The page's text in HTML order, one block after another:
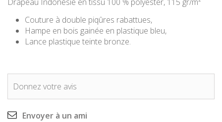
Couture à double piqûres rabattues,
Hampe en bois gainée en plastique bleu,
Lance plastique teinte bronze.
Donnez votre avis
Envoyer à un ami